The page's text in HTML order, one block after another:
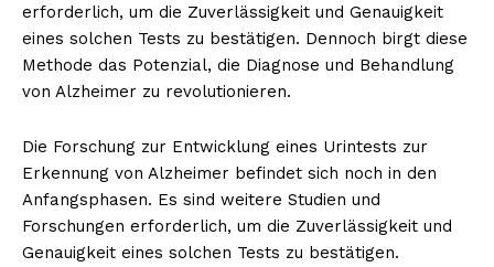
erforderlich, um die Zuverlässigkeit und Genauigkeit
eines solchen Tests zu bestätigen. Dennoch birgt diese
Methode das Potenzial, die Diagnose und Behandlung
von Alzheimer zu revolutionieren.
Die Forschung zur Entwicklung eines Urintests zur
Erkennung von Alzheimer befindet sich noch in den
Anfangsphasen. Es sind weitere Studien und
Forschungen erforderlich, um die Zuverlässigkeit und
Genauigkeit eines solchen Tests zu bestätigen.